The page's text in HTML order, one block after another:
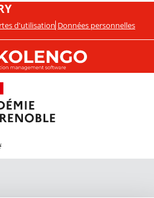
d'utilisation Données personnelles